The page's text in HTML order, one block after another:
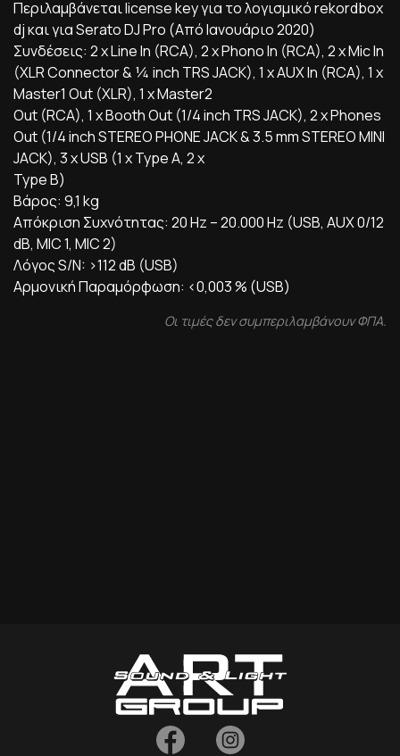
Περιλαμβάνεται license key για το λογισμικό rekordbox
dj και για Serato DJ Pro (Από Ιανουάριο 2020)
Συνδέσεις: 2 x Line In (RCA), 2 x Phono In (RCA), 2 x Mic In
(XLR Connector & ¼ inch TRS JACK), 1 x AUX In (RCA), 1 x
Master1 Out (XLR), 1 x Master2
Out (RCA), 1 x Booth Out (1/4 inch TRS JACK), 2 x Phones
Out (1/4 inch STEREO PHONE JACK & 3.5 mm STEREO MINI
JACK), 3 x USB (1 x Type A, 2 x
Type B)
Βάρος: 9,1 kg
Απόκριση Συχνότητας: 20 Hz – 20.000 Hz (USB, AUX 0/12
dB, MIC 1, MIC 2)
Λόγος S/N: >112 dB (USB)
Αρμονική Παραμόρφωση: <0,003 % (USB)
Οι τιμές δεν συμπεριλαμβάνουν ΦΠΑ.